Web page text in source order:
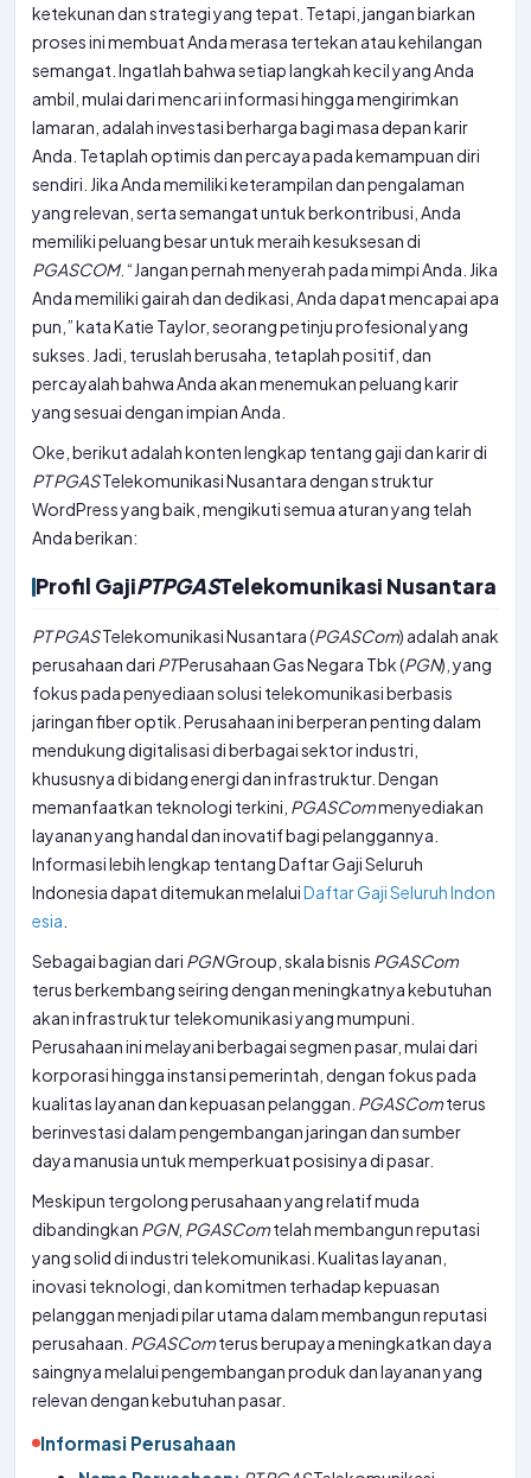
ketekunan dan strategi yang tepat. Tetapi, jangan biarkan
proses ini membuat Anda merasa tertekan atau kehilangan
semangat. Ingatlah bahwa setiap langkah kecil yang Anda
ambil, mulai dari mencari informasi hingga mengirimkan
lamaran, adalah investasi berharga bagi masa depan karir
Anda. Tetaplah optimis dan percaya pada kemampuan diri
sendiri. Jika Anda memiliki keterampilan dan pengalaman
yang relevan, serta semangat untuk berkontribusi, Anda
memiliki peluang besar untuk meraih kesuksesan di
PGASCOM. “Jangan pernah menyerah pada mimpi Anda. Jika
Anda memiliki gairah dan dedikasi, Anda dapat mencapai apa
pun,” kata Katie Taylor, seorang petinju profesional yang
sukses. Jadi, teruslah berusaha, tetaplah positif, dan
percayalah bahwa Anda akan menemukan peluang karir
yang sesuai dengan impian Anda.
Oke, berikut adalah konten lengkap tentang gaji dan karir di
PTPGASTelekomunikasi Nusantara dengan struktur
WordPress yang baik, mengikuti semua aturan yang telah
Anda berikan:
Profil GajiPTPGASTelekomunikasi Nusantara
PTPGASTelekomunikasi Nusantara (PGASCom) adalah anak
perusahaan dari PTPerusahaan Gas Negara Tbk (PGN), yang
fokus pada penyediaan solusi telekomunikasi berbasis
jaringan fiber optik. Perusahaan ini berperan penting dalam
mendukung digitalisasi di berbagai sektor industri,
khususnya di bidang energi dan infrastruktur. Dengan
memanfaatkan teknologi terkini, PGASCommenyediakan
layanan yang handal dan inovatif bagi pelanggannya.
Informasi lebih lengkap tentang Daftar Gaji Seluruh
Indonesia dapat ditemukan melaluiDaftar Gaji Seluruh Indon
esia
Sebagai bagian dari PGNGroup, skala bisnis PGASCom
terus berkembang seiring dengan meningkatnya kebutuhan
akan infrastruktur telekomunikasi yang mumpuni.
Perusahaan ini melayani berbagai segmen pasar, mulai dari
korporasi hingga instansi pemerintah, dengan fokus pada
kualitas layanan dan kepuasan pelanggan. PGASComterus
berinvestasi dalam pengembangan jaringan dan sumber
daya manusia untuk memperkuat posisinya di pasar.
Meskipun tergolong perusahaan yang relatif muda
dibandingkan PGN, PGASComtelah membangun reputasi
yang solid di industri telekomunikasi. Kualitas layanan,
inovasi teknologi, dan komitmen terhadap kepuasan
pelanggan menjadi pilar utama dalam membangun reputasi
perusahaan. PGASComterus berupaya meningkatkan daya
saingnya melalui pengembangan produk dan layanan yang
relevan dengan kebutuhan pasar.
Informasi Perusahaan